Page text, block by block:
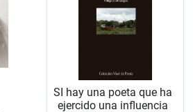
SI hay una poeta que ha
ejercido una influencia